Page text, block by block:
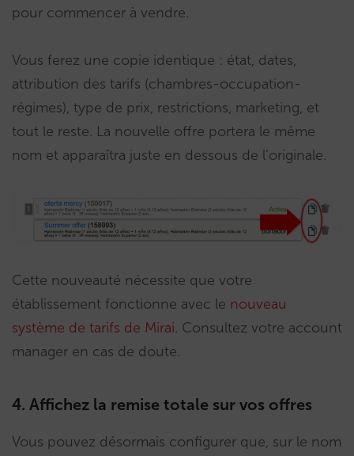
pour commencer à vendre.
Vous ferez une copie identique : état, dates,
attribution des tarifs (chambres-occupation-
régimes), type de prix, restrictions, marketing, et
tout le reste. La nouvelle offre portera le même
nom et apparaîtra juste en dessous de l’originale.
Cette nouveauté nécessite que votre
établissement fonctionne avec le nouveau
système de tarifs de Mirai. Consultez votre account
manager en cas de doute.
4. Affichez la remise totale sur vos offres
Vous pouvez désormais configurer que, sur le nom